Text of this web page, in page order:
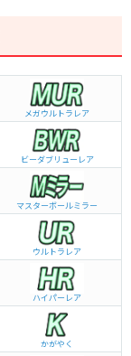
メガウルトラレア
ビーダブリュー レア
マスターボールミラー
ウルトラレア
ハイパーレア
かがやく